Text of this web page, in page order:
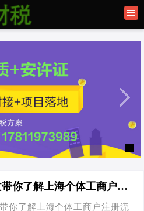
一文带你了解上海个体工商户注册流程指南-一文带你了解上海个体工商户注册流程指南
你了解上海个体工商户注册流